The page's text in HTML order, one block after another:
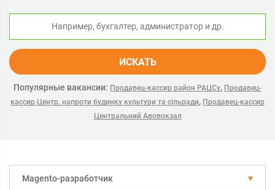
ИСКАТЬ
Популярные вакансии: Продавец-кассир район РАЦCу, Продавец-
кассир Центр, напроти будинку культури та сільради, Продавец-кассир
Центральний Авовокзал
Magento-разработчик